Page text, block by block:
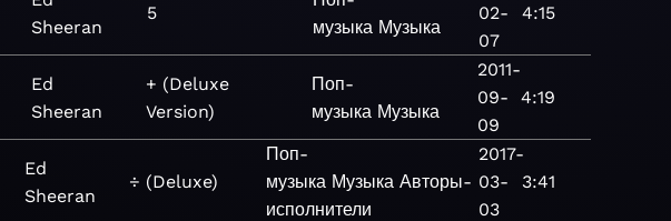
Sheeran
5
музыка Музыка
02-
07
4:15
Ed
Sheeran
+ (Deluxe
Version)
Поп-
музыка Музыка
2011-
09-
09
4:19
Ed
Sheeran
÷ (Deluxe)
Поп-
музыка Музыка Авторы-
исполнители
2017-
03-
03
3:41